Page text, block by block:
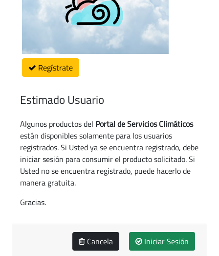
Regístrate
Estimado Usuario
Algunos productos del Portal de Servicios Climáticos
están disponibles solamente para los usuarios
registrados. Si Usted ya se encuentra registrado, debe
iniciar sesión para consumir el producto solicitado. Si
Usted no se encuentra registrado, puede hacerlo de
manera gratuita.
Gracias.
Cancela Iniciar Sesión